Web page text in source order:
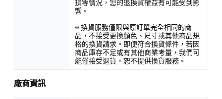
損等情況，您的退換貨權益有可能受到影
響。
※ 換貨服務僅限與原訂單完全相同的商
品，不接受更換顏色、尺寸或其他商品規
格的換貨請求。即便符合換貨條件，若因
商品庫存不足或有其他商業考量，我們可
能僅接受退貨，恕不提供換貨服務。
廠商資訊